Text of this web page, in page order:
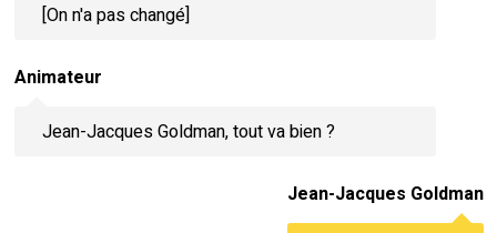
[On n'a pas changé]
Animateur
Jean-Jacques Goldman, tout va bien ?
Jean-Jacques Goldman